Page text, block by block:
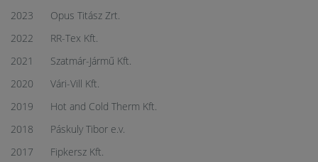
2023 Opus Titász Zrt.
2022 RR-Tex Kft.
2021 Szatmár-Jármű Kft.
2020 Vári-Vill Kft.
2019 Hot and Cold Therm Kft.
2018 Páskuly Tibor e.v.
2017 Fipkersz Kft.